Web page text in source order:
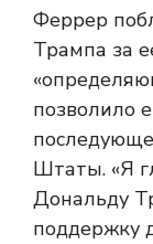
Феррер
Трампа за
позволило
Штаты. «Я
Дональду
поддержку